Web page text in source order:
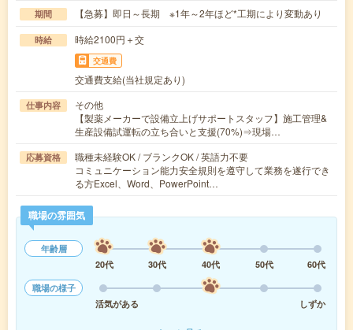
期間 【急募】即日～長期 ※1年～2年ほど*工期により変動あり
時給 時給2100円＋交
交通費
交通費支給(当社規定あり)
仕事内容
その他
【製薬メーカーで設備立上げサポートスタッフ】施工管理&
生産設備試運転の立ち合いと支援(70%)⇒現場…
応募資格
職種未経験OK / ブランクOK / 英語力不要
コミュニケーション能力安全規則を遵守して業務を遂行でき
る方Excel、Word、PowerPoint…
職場の雰囲気
年齢層
20代
30代 40代 50代
60代
職場の様子
活気がある
しずか